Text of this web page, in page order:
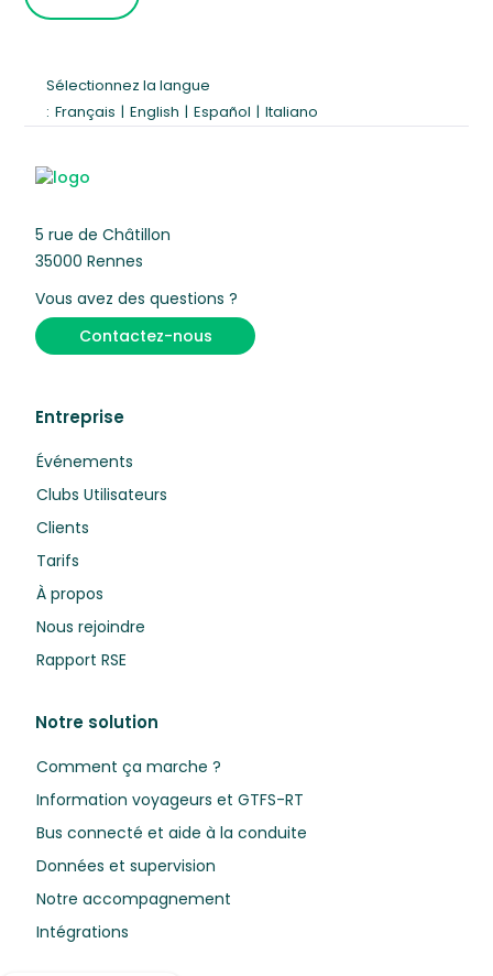
Sélectionnez la langue
: Français | English | Español | Italiano
5 rue de Châtillon
35000 Rennes
Vous avez des questions ?
Contactez-nous
Entreprise
Événements
Clubs Utilisateurs
Clients
Tarifs
À propos
Nous rejoindre
Rapport RSE
Notre solution
Comment ça marche ?
Information voyageurs et GTFS-RT
Bus connecté et aide à la conduite
Données et supervision
Notre accompagnement
Intégrations